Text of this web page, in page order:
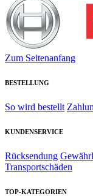
Zum Seitenanfang
BESTELLUNG
So wird bestellt
KUNDENSERVICE
Rücksendung
Transportschäden
TOP-KATEGORIEN